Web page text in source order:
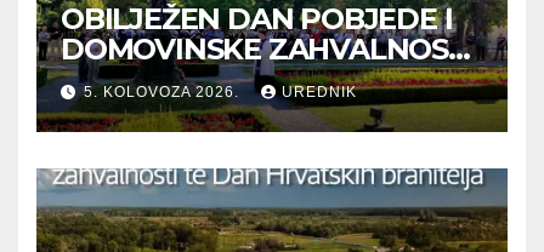
OBILJEŽEN DAN POBJEDE I
DOMOVINSKE ZAHVALNOSTI
TE DAN HRVATSKIH
BRANITELJA
5. KOLOVOZA 2026. UREDNIK